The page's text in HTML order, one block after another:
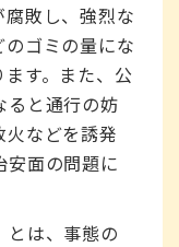
敗し、強烈な
ゴミの量にな
す。また、公
ると通行の妨
などを誘発
安面の問題に
とは、事態の